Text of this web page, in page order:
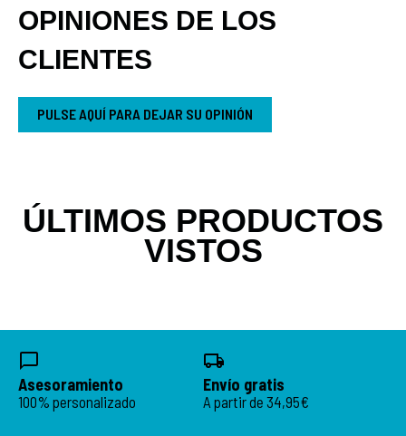
OPINIONES DE LOS
CLIENTES
PULSE AQUÍ PARA DEJAR SU OPINIÓN
ÚLTIMOS PRODUCTOS
VISTOS
Asesoramiento
100% personalizado
Envío gratis
A partir de 34,95€